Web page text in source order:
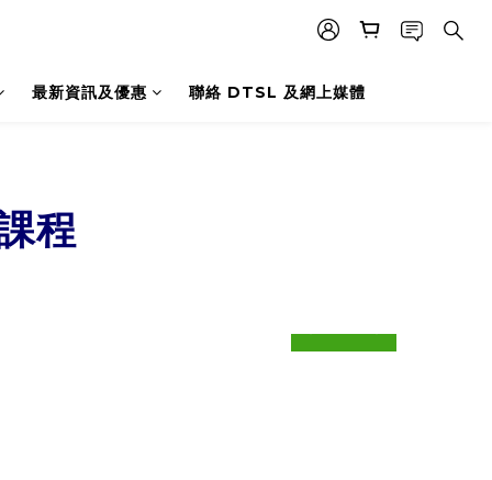
最新資訊及優惠 聯絡 DTSL 及網上媒體
程
prev next